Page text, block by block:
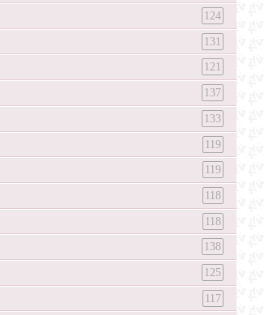
124
131
121
137
133
119
119
118
118
138
125
117